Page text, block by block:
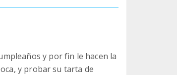
y por fin le hacen la
y probar su tarta de